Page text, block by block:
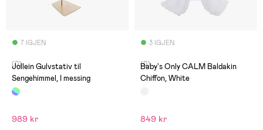
7 IGJEN
(0)
Jollein Gulvstativ til
Sengehimmel, I messing
989 kr
3 IGJEN
(0)
Baby's Only CALM Baldakin
Chiffon, White
849 kr